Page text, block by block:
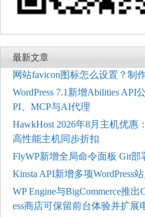
最新文章
网站favicon图标怎么设置？制
WordPress 7.1新增Abilities API
PI、MCP与AI代理
HawkHost 2026年8月主机优惠
高性能主机同步折扣
FlyWP新增全局命令面板 Git
Kinsta API新增多项WordPress
WP Engine与BigCommerce推出
ess商店可保留前台体验并扩展